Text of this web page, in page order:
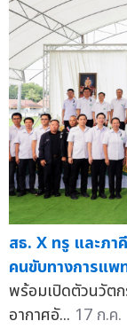
สธ. X ทรู และภา
คนขับทางการแ
พร้อมเปิดตัวนวัต
อากาศอั... 17 ก.ค.